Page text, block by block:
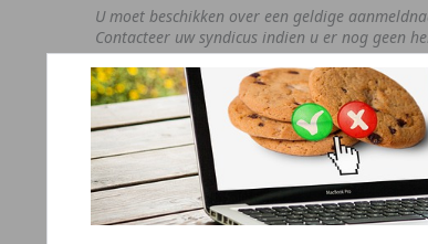
U moet beschikken over een geldige
Contacteer uw syndicus indien u er nog geen
Aanmeldnaam
Paswoord
AANMELDEN